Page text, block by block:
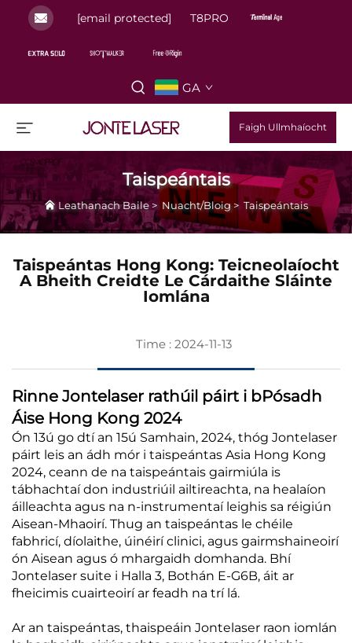
[email protected] T8PRO
GA
Faigh Ullmhaíocht
Taispeántais
Leathanach Baile > Nuacht/Bloig> Taispeántais
Taispeántas Hong Kong: Teicneolaíocht
A Bheith Creidte Le Cárdaithe Sláinte
Iomlána
Time : 2024-11-13
Rinne Jontelaser rathúil páirt i bPósadh
Áise Hong Kong 2024
Ón 13ú go dtí an 15ú Samhain, 2024, thóg Jontelaser
páirt leis an ádh mór i taispeántas Asia Hong Kong
2024, ceann de na taispeántais gairmiúla is
tábhachtaí don industriúil ailtireachta, na healaíon
áilleachta agus na n-instrumentaí leighis sa réigiún
Aisean-Mhaoirí. Thug an taispeántas le chéile
fabhricí, díolaithe, úinéirí clinici, agus gairmshaineoirí
ón Aisean agus ó mhargaidh domhanda. Bhí
Jontelaser suite i Halla 3, Bothán E-G6B, áit ar
fheicimis cuairteoirí ar feadh na trí lá.
Ar an taispeántas, thaispeáin Jontelaser raon iomlán